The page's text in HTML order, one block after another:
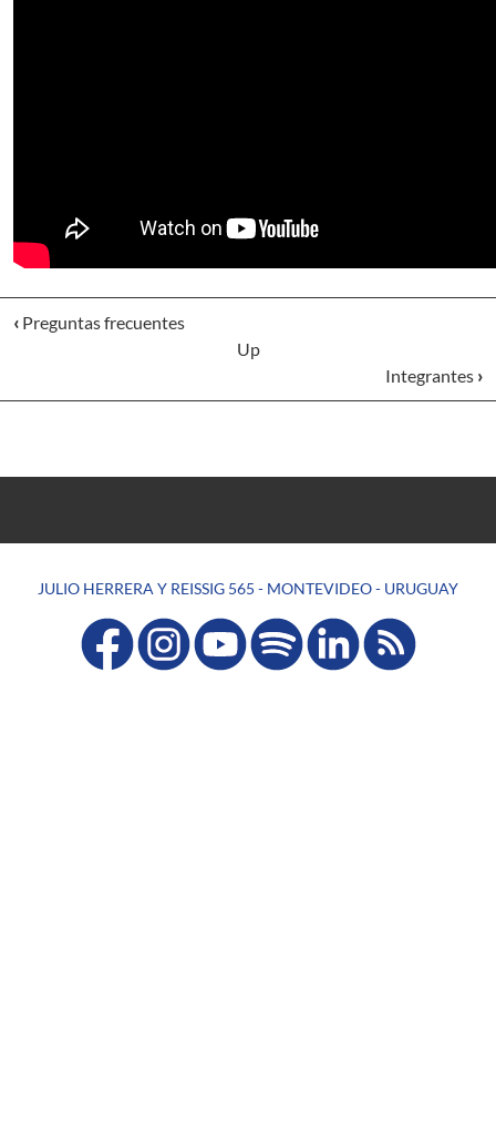
‹ Preguntas frecuentes
Up
Integrantes ›
JULIO HERRERA Y REISSIG 565 - MONTEVIDEO - URUGUAY